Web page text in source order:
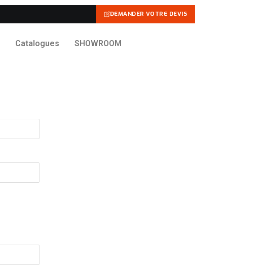
DEMANDER VOTRE DEVIS
Catalogues SHOWROOM